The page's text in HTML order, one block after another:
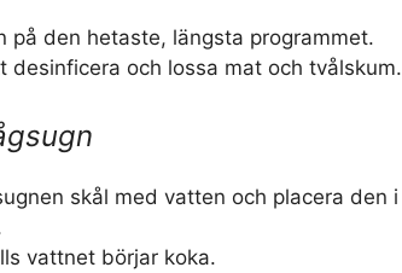
på den hetaste, längsta programmet.
desinficera och lossa mat och tvålskum.
skål med vatten och placera den i
vattnet börjar koka.